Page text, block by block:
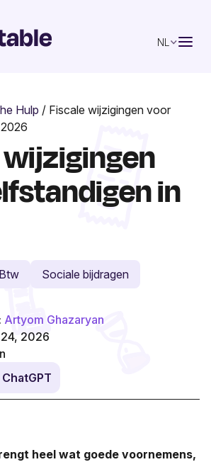
NL
Hulp / Fiscale wijzigingen voor
in
Btw Sociale bijdragen
Artyom Ghazaryan
2026
heel wat goede voornemens,